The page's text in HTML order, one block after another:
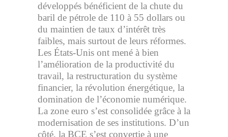
développés bénéficient de la chute du
baril de pétrole de 110 à 55 dollars ou
du maintien de taux d’intérêt très
faibles, mais surtout de leurs réformes.
Les États-Unis ont mené à bien
l’amélioration de la productivité du
travail, la restructuration du système
financier, la révolution énergétique, la
domination de l’économie numérique.
La zone euro s’est consolidée grâce à la
modernisation de ses institutions. D’un
côté, la BCE s’est convertie à une